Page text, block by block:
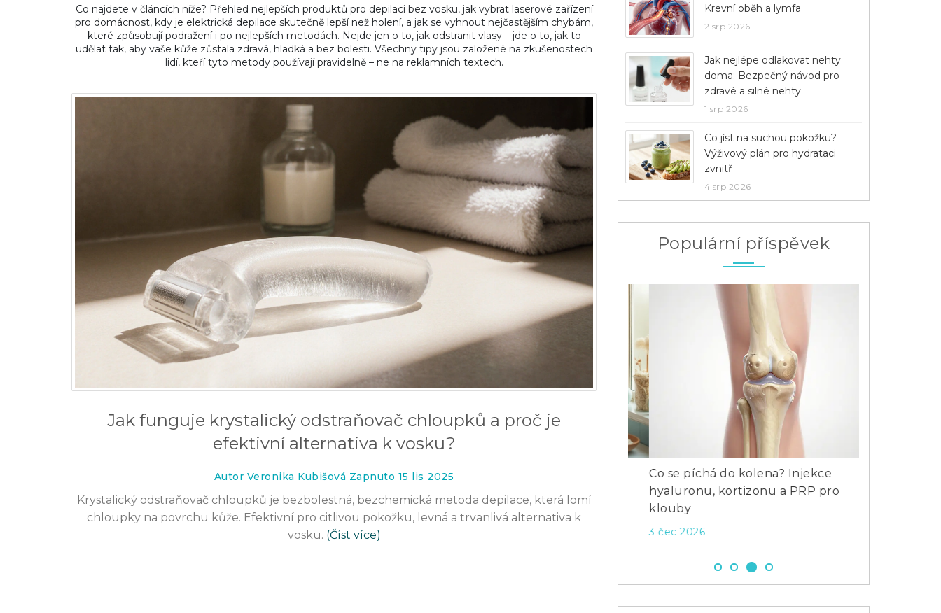
Co najdete v článcích níže? Přehled nejlepších produktů pro depilaci bez vosku, jak vybrat laserové zařízení
pro domácnost, kdy je elektrická depilace skutečně lepší než holení, a jak se vyhnout nejčastějším chybám,
které způsobují podražení i po nejlepších metodách. Nejde jen o to, jak odstranit vlasy – jde o to, jak to
udělat tak, aby vaše kůže zůstala zdravá, hladká a bez bolesti. Všechny tipy jsou založené na zkušenostech
lidí, kteří tyto metody používají pravidelně – ne na reklamních textech.
Jak funguje krystalický odstraňovač chloupků a proč je
efektivní alternativa k vosku?
Autor Veronika Kubišová Zapnuto 15 lis 2025
Krystalický odstraňovač chloupků je bezbolestná, bezchemická metoda depilace, která lomí
chloupky na povrchu kůže. Efektivní pro citlivou pokožku, levná a trvanlivá alternativa k
vosku. (Číst více)
Krevní oběh a lymfa
2 srp 2026
Jak nejlépe odlakovat nehty
doma: Bezpečný návod pro
zdravé a silné nehty
1 srp 2026
Co jíst na suchou pokožku?
Výživový plán pro hydrataci
zvnitř
4 srp 2026
Populární příspěvek
Jaké značky nejsou testovány na
krutosti
Jak si depilovat intimní partie
podráždění
Co se píchá do kolena? Injekce
hyaluronu, kortizonu a PRP pro
klouby
3 čec 2026